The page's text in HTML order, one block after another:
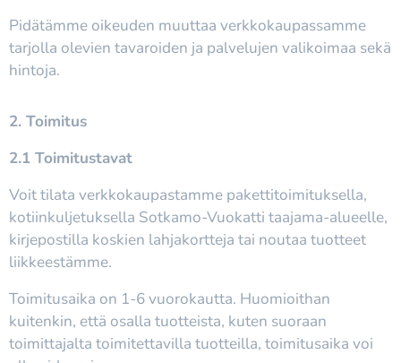
Pidätämme oikeuden muuttaa verkkokaupassamme
tarjolla olevien tavaroiden ja palvelujen valikoimaa sekä
hintoja.
2. Toimitus
2.1 Toimitustavat
Voit tilata verkkokaupastamme pakettitoimituksella,
kotiinkuljetuksella Sotkamo-Vuokatti taajama-alueelle,
kirjepostilla koskien lahjakortteja tai noutaa tuotteet
liikkeestämme.
Toimitusaika on 1-6 vuorokautta. Huomioithan
kuitenkin, että osalla tuotteista, kuten suoraan
toimittajalta toimitettavilla tuotteilla, toimitusaika voi